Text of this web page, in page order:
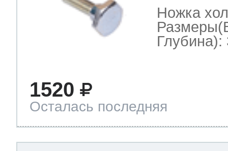
Ножка
Глубина):
1520
Осталась последняя